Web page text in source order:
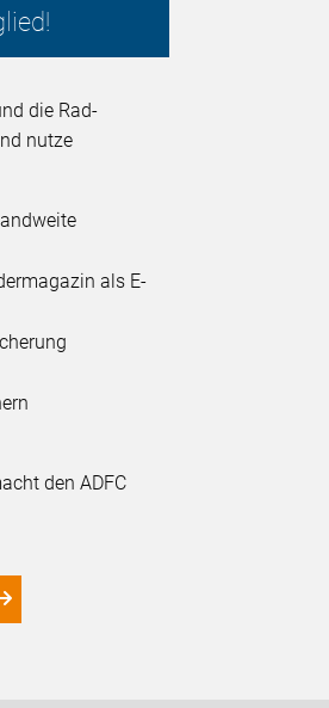
die Rad-
nutze
als E-
den ADFC